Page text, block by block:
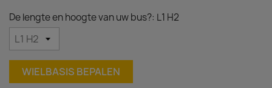
De lengte en hoogte van uw bus?: L1 H2
WIELBASIS BEPALEN